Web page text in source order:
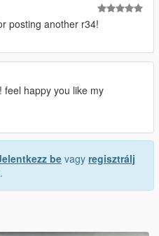
posting another r34!
happy you like my
bevagy regisztrálj